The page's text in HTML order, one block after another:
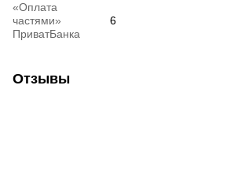
«Оплата
частями»
ПриватБанка
6
Отзывы